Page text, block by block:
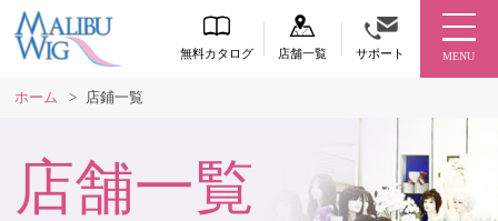
無料カタログ 店舗一覧 サポート MENU
ホーム > 店鋪一覧
店舗一覧